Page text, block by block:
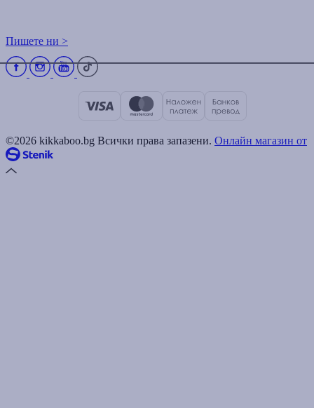
Пишете ни >
©2026 kikkaboo.bg Всички права запазени. Онлайн магазин от